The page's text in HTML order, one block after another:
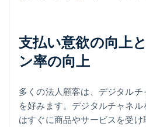
支払い意欲の向上
ン率の向上
多くの法人顧客は、デジタル
を好みます。デジタルチャネ
はすぐに商品やサービスを受